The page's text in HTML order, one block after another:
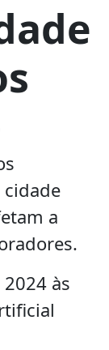
a
às